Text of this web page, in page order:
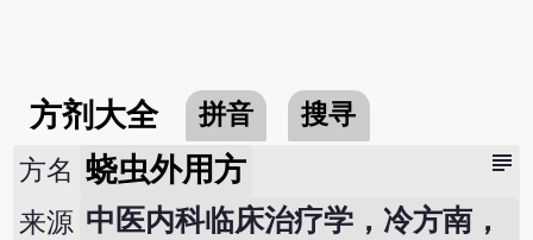
方剂大全 拼音 搜寻
subject
方名 蛲虫外用方
来源 中医内科临床治疗学，冷方南，